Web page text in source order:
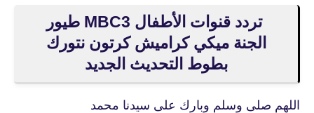
تردد قنوات الأطفال MBC3 طيور
الجنة ميكي كراميش كرتون نتورك
بطوط التحديث الجديد
اللهم صلى وسلم وبارك على سيدنا محمد